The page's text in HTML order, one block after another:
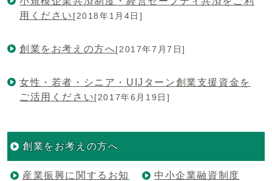
用ください [2018年1月4日]
創業をお考えの方へ[2017年7月7日]
女性・若者・シニア・UIJターン創業支援資金を
ご活用ください[2017年6月19日]
創業をお考えの方へ
産業振興に関するお知
中小企業融資制度